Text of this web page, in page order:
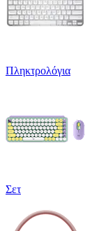
Πληκτρολόγια
Σετ